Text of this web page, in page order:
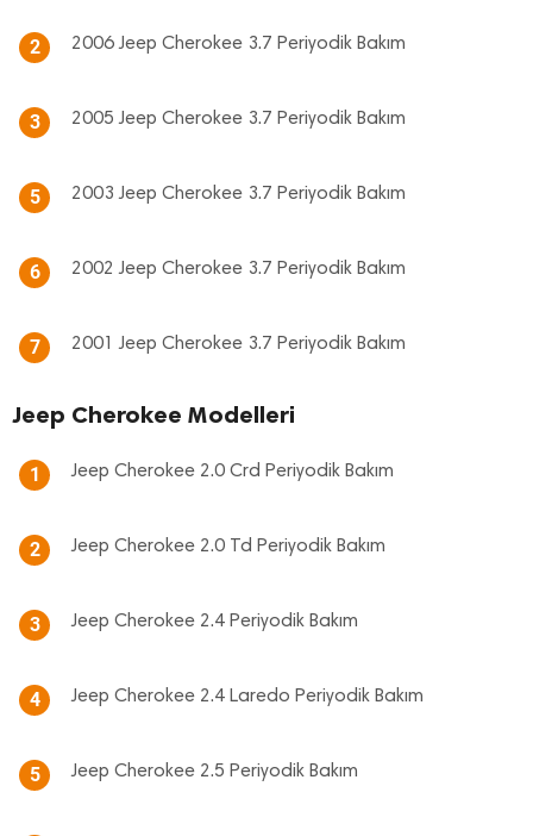
2 2006 Jeep Cherokee 3.7 Periyodik Bakım
3 2005 Jeep Cherokee 3.7 Periyodik Bakım
5 2003 Jeep Cherokee 3.7 Periyodik Bakım
6 2002 Jeep Cherokee 3.7 Periyodik Bakım
7 2001 Jeep Cherokee 3.7 Periyodik Bakım
Jeep Cherokee Modelleri
1 Jeep Cherokee 2.0 Crd Periyodik Bakım
2 Jeep Cherokee 2.0 Td Periyodik Bakım
3 Jeep Cherokee 2.4 Periyodik Bakım
4 Jeep Cherokee 2.4 Laredo Periyodik Bakım
5 Jeep Cherokee 2.5 Periyodik Bakım